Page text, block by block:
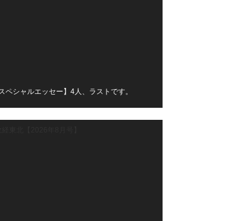
スペシャルエッセー】4人、ラストです。